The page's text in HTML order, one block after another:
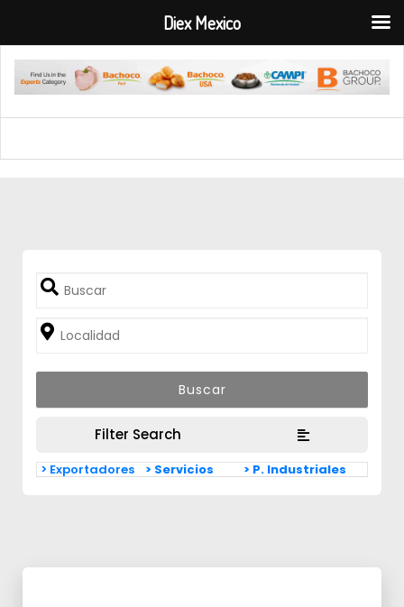
Filter Search
> Exportadores > Servicios > P. Industriales
Diex Mexico